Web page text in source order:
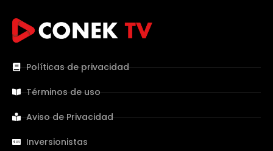
Políticas de privacidad
Términos de uso
Aviso de Privacidad
Inversionistas